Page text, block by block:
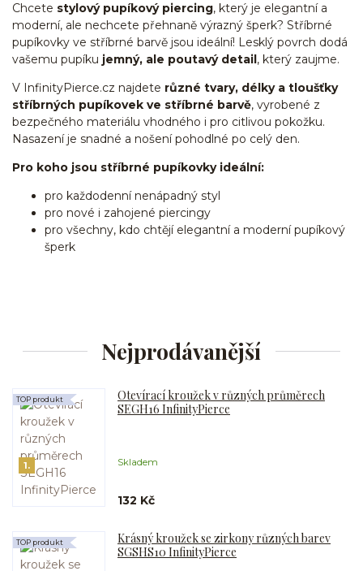
Chcete stylový pupíkový piercing, který je elegantní a
moderní, ale nechcete přehnaně výrazný šperk? Stříbrné
pupíkovky ve stříbrné barvě jsou ideální! Lesklý povrch dodá
vašemu pupíku jemný, ale poutavý detail, který zaujme.
V InfinityPierce.cz najdete různé tvary, délky a tloušťky
stříbrných pupíkovek ve stříbrné barvě, vyrobené z
bezpečného materiálu vhodného i pro citlivou pokožku.
Nasazení je snadné a nošení pohodlné po celý den.
Pro koho jsou stříbrné pupíkovky ideální:
pro každodenní nenápadný styl
pro nové i zahojené piercingy
pro všechny, kdo chtějí elegantní a moderní pupíkový
šperk
Nejprodávanější
1.
Otevírací kroužek v různých průměrech
SEGH16 InfinityPierce
Skladem
TOP produkt
132 Kč
Krásný kroužek se zirkony různých barev
SGSHS10 InfinityPierce
TOP produkt